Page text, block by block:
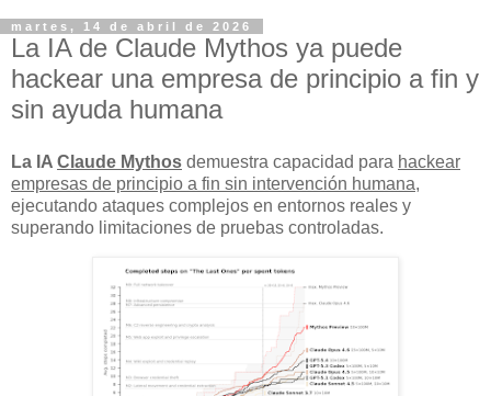
martes, 14 de abril de 2026
La IA de Claude Mythos ya puede
hackear una empresa de principio a fin y
sin ayuda humana
La IA Claude Mythos demuestra capacidad para hackear
empresas de principio a fin sin intervención humana,
ejecutando ataques complejos en entornos reales y
superando limitaciones de pruebas controladas.